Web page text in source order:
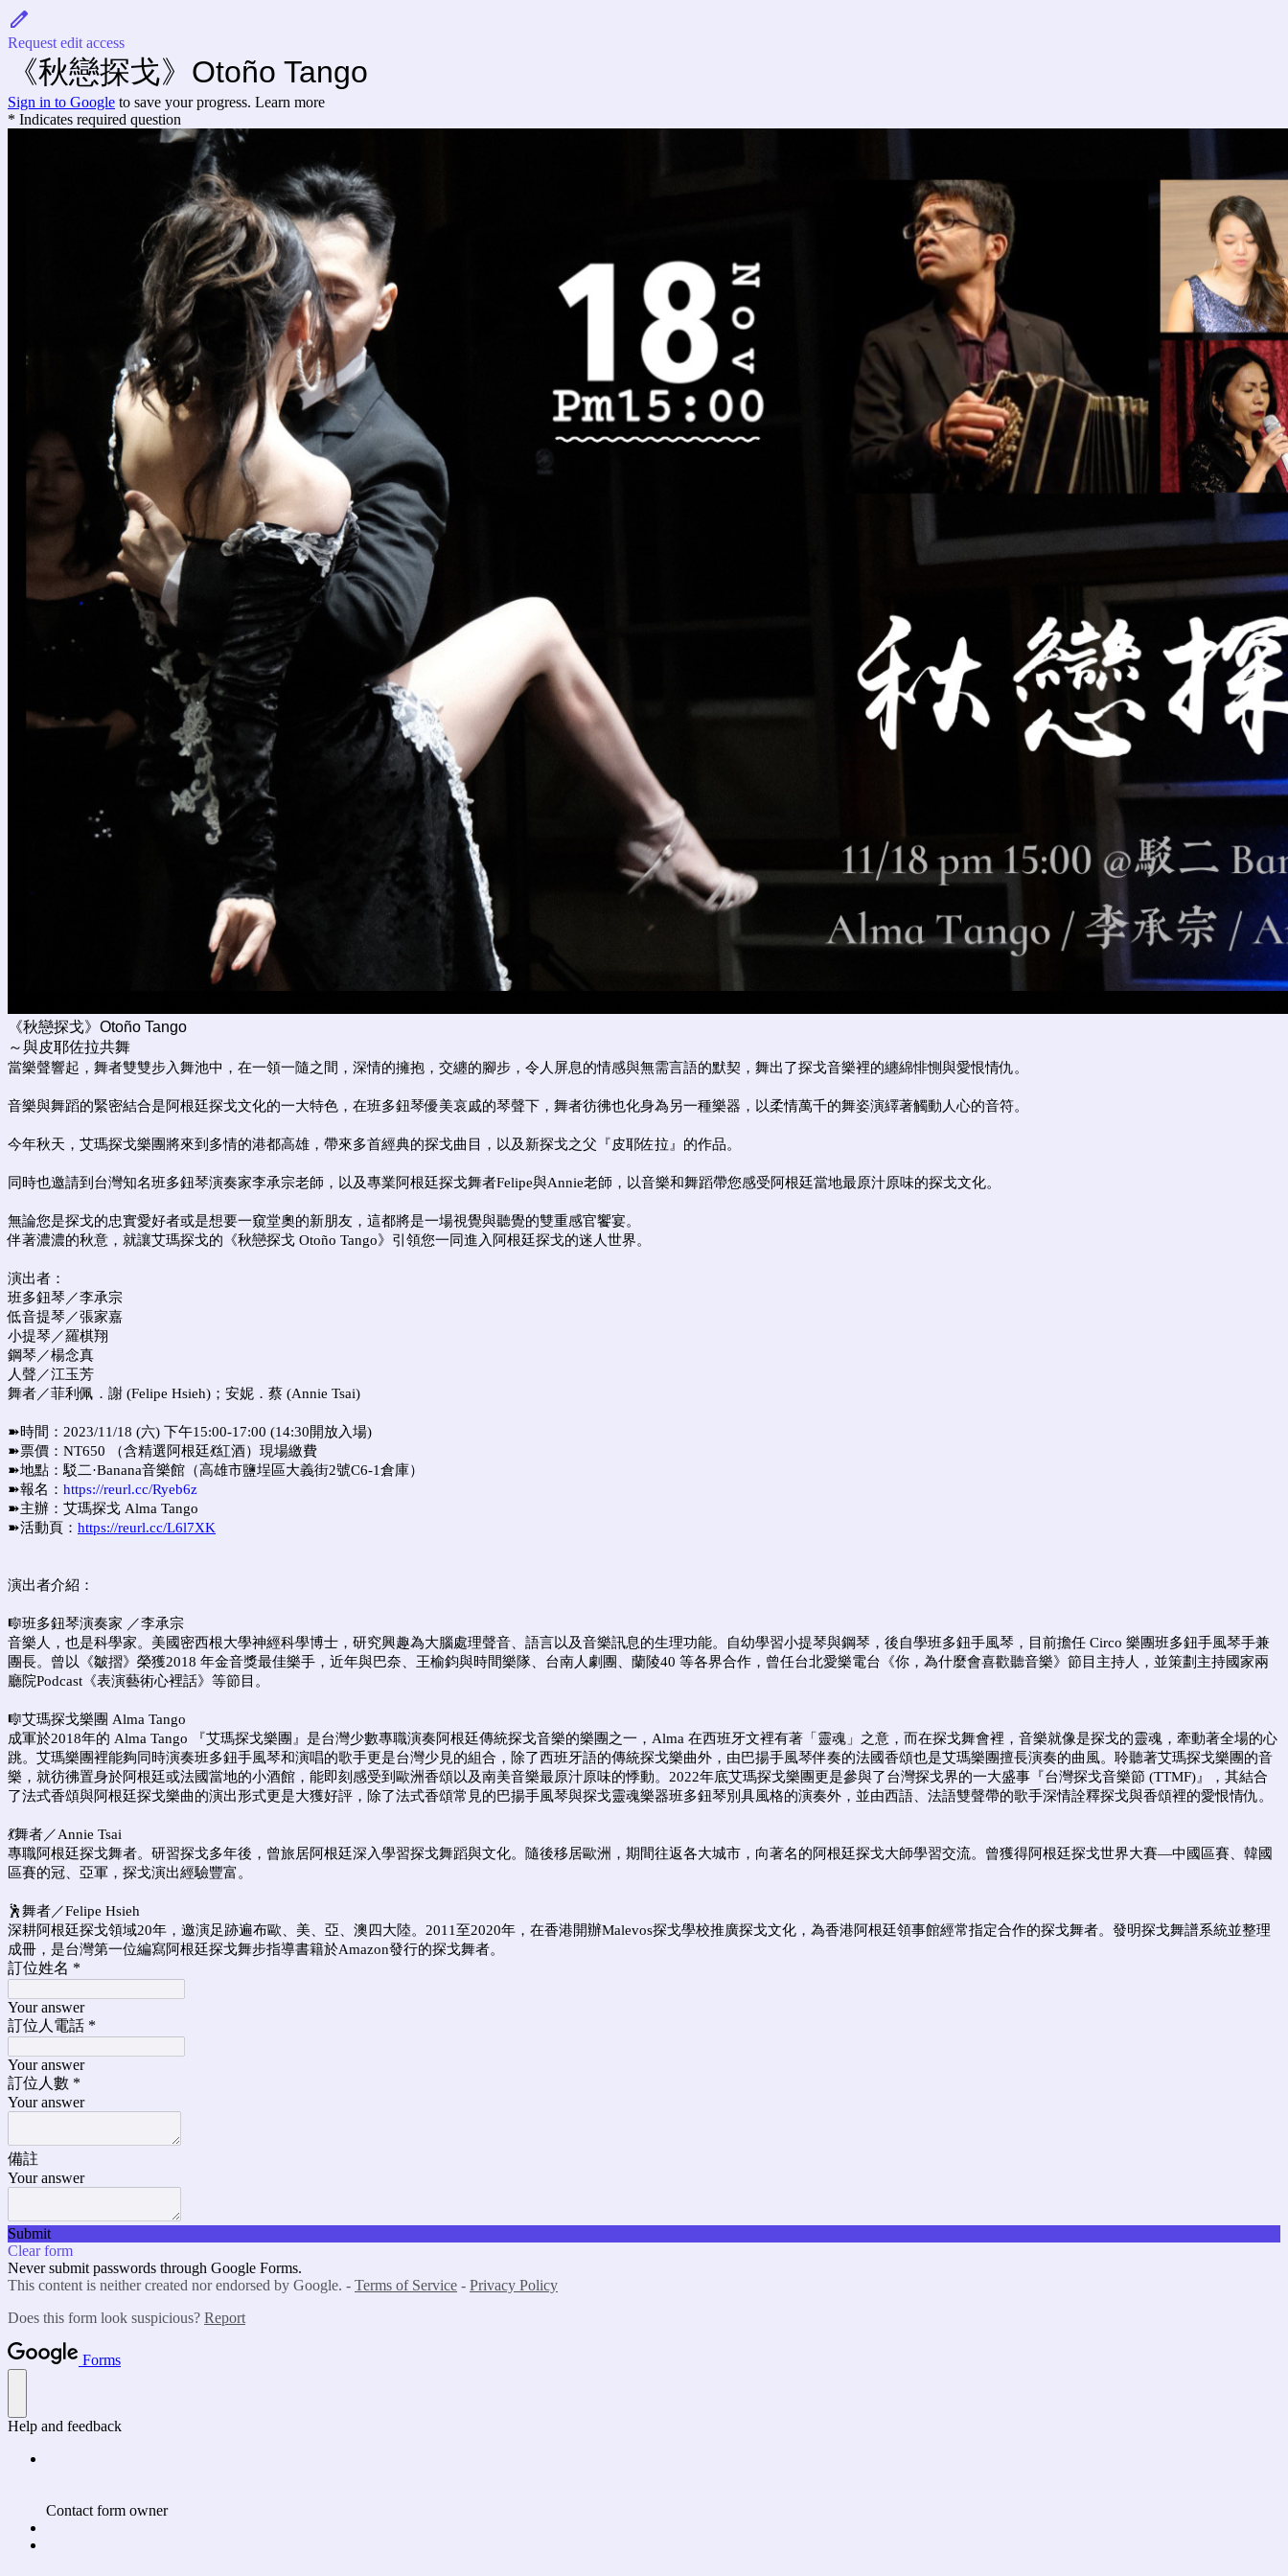
Request edit access
《秋戀探戈》Otoño Tango
Sign in to Google to save your progress. Learn more
* Indicates required question
《秋戀探戈》Otoño Tango
～與皮耶佐拉共舞
當樂聲響起，舞者雙雙步入舞池中，在一領一隨之間，深情的擁抱，交纏的腳步，令人屏息的情感與無需言語的默契，舞出了探戈音樂裡的纏綿悱惻與愛恨情仇。
音樂與舞蹈的緊密結合是阿根廷探戈文化的一大特色，在班多鈕琴優美哀戚的琴聲下，舞者彷彿也化身為另一種樂器，以柔情萬千的舞姿演繹著觸動人心的音符。
今年秋天，艾瑪探戈樂團將來到多情的港都高雄，帶來多首經典的探戈曲目，以及新探戈之父『皮耶佐拉』的作品。
同時也邀請到台灣知名班多鈕琴演奏家李承宗老師，以及專業阿根廷探戈舞者Felipe與Annie老師，以音樂和舞蹈帶您感受阿根廷當地最原汁原味的探戈文化。
無論您是探戈的忠實愛好者或是想要一窺堂奧的新朋友，這都將是一場視覺與聽覺的雙重感官饗宴。
伴著濃濃的秋意，就讓艾瑪探戈的《秋戀探戈 Otoño Tango》引領您一同進入阿根廷探戈的迷人世界。
演出者：
班多鈕琴／李承宗
低音提琴／張家嘉
小提琴／羅棋翔
鋼琴／楊念真
人聲／江玉芳
舞者／菲利佩．謝 (Felipe Hsieh)；安妮．蔡 (Annie Tsai)
➽時間：2023/11/18 (六) 下午15:00-17:00 (14:30開放入場)
➽票價：NT650 （含精選阿根廷💃紅酒）現場繳費
➽地點：駁二·Banana音樂館（高雄市鹽埕區大義街2號C6-1倉庫）
➽報名： https://reurl.cc/Ryeb6z
➽主辦：艾瑪探戈 Alma Tango
➽活動頁： https://reurl.cc/L6l7XK
演出者介紹：
🎼班多鈕琴演奏家 ／李承宗
音樂人，也是科學家。美國密西根大學神經科學博士，研究興趣為大腦處理聲音、語言以及音樂訊息的生理功能。自幼學習小提琴與鋼琴，後自學班多鈕手風琴，目前擔任 Circo 樂團班多鈕手風琴手兼
團長。曾以《皺摺》榮獲2018 年金音獎最佳樂手，近年與巴奈、王榆鈞與時間樂隊、台南人劇團、蘭陵40 等各界合作，曾任台北愛樂電台《你，為什麼會喜歡聽音樂》節目主持人，並策劃主持國家兩
廳院Podcast《表演藝術心裡話》等節目。
🎼艾瑪探戈樂團 Alma Tango
成軍於2018年的 Alma Tango 『艾瑪探戈樂團』是台灣少數專職演奏阿根廷傳統探戈音樂的樂團之一，Alma 在西班牙文裡有著「靈魂」之意，而在探戈舞會裡，音樂就像是探戈的靈魂，牽動著全場的心
跳。艾瑪樂團裡能夠同時演奏班多鈕手風琴和演唱的歌手更是台灣少見的組合，除了西班牙語的傳統探戈樂曲外，由巴揚手風琴伴奏的法國香頌也是艾瑪樂團擅長演奏的曲風。聆聽著艾瑪探戈樂團的音
樂，就彷彿置身於阿根廷或法國當地的小酒館，能即刻感受到歐洲香頌以及南美音樂最原汁原味的悸動。2022年底艾瑪探戈樂團更是參與了台灣探戈界的一大盛事『台灣探戈音樂節 (TTMF)』，其結合
了法式香頌與阿根廷探戈樂曲的演出形式更是大獲好評，除了法式香頌常見的巴揚手風琴與探戈靈魂樂器班多鈕琴別具風格的演奏外，並由西語、法語雙聲帶的歌手深情詮釋探戈與香頌裡的愛恨情仇。
💃舞者／Annie Tsai
專職阿根廷探戈舞者。研習探戈多年後，曾旅居阿根廷深入學習探戈舞蹈與文化。隨後移居歐洲，期間往返各大城市，向著名的阿根廷探戈大師學習交流。曾獲得阿根廷探戈世界大賽—中國區賽、韓國
區賽的冠、亞軍，探戈演出經驗豐富。
🕺舞者／Felipe Hsieh
深耕阿根廷探戈領域20年，邀演足跡遍布歐、美、亞、澳四大陸。2011至2020年，在香港開辦Malevos探戈學校推廣探戈文化，為香港阿根廷領事館經常指定合作的探戈舞者。發明探戈舞譜系統並整理
成冊，是台灣第一位編寫阿根廷探戈舞步指導書籍於Amazon發行的探戈舞者。
訂位姓名 *
Your answer
訂位人電話 *
Your answer
訂位人數 *
Your answer
備註
Your answer
Submit
Clear form
Never submit passwords through Google Forms.
This content is neither created nor endorsed by Google. - Terms of Service - Privacy Policy
Does this form look suspicious? Report
Forms
Help and feedback
Contact form owner